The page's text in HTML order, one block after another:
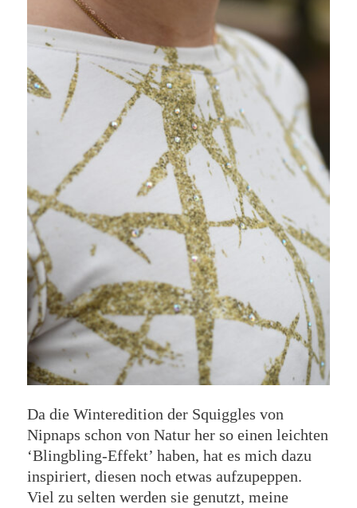
Da die Winteredition der Squiggles von
Nipnaps schon von Natur her so einen leichten
‘Blingbling-Effekt’ haben, hat es mich dazu
inspiriert, diesen noch etwas aufzupeppen.
Viel zu selten werden sie genutzt, meine